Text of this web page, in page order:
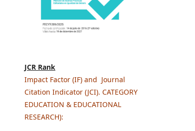
JCR Rank
Impact Factor (IF) and Journal
Citation Indicator (JCI). CATEGORY
EDUCATION & EDUCATIONAL
RESEARCH):